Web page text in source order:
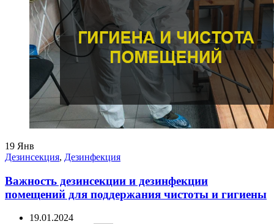
19 Янв
Дезинсекция, Дезинфекция
Важность дезинсекции и дезинфекции
помещений для поддержания чистоты и гигиены
19.01.2024